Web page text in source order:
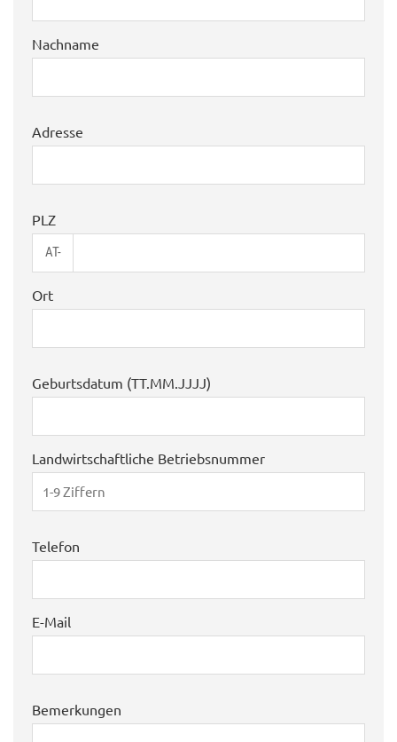
Nachname
Adresse
PLZ
AT-
Ort
Geburtsdatum (TT.MM.JJJJ)
Landwirtschaftliche Betriebsnummer
Telefon
E-Mail
Bemerkungen